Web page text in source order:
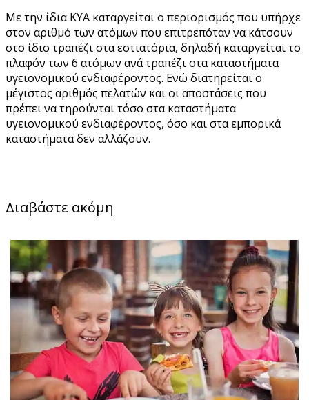
Με την ίδια ΚΥΑ καταργείται ο περιορισμός που υπήρχε
στον αριθμό των ατόμων που επιτρεπόταν να κάτσουν
στο ίδιο τραπέζι στα εστιατόρια, δηλαδή καταργείται το
πλαφόν των 6 ατόμων ανά τραπέζι στα καταστήματα
υγειονομικού ενδιαφέροντος. Ενώ διατηρείται ο
μέγιστος αριθμός πελατών και οι αποστάσεις που
πρέπει να τηρούνται τόσο στα καταστήματα
υγειονομικού ενδιαφέροντος, όσο και στα εμπορικά
καταστήματα δεν αλλάζουν.
Διαβάστε ακόμη